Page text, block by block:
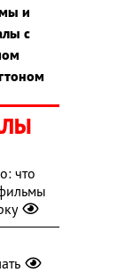
и
с
что